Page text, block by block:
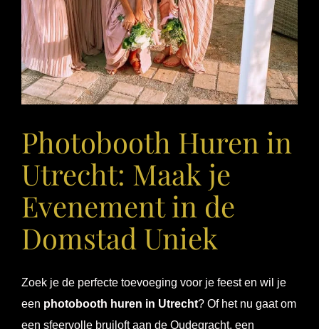
Photobooth Huren in
Utrecht: Maak je
Evenement in de
Domstad Uniek
Zoek je de perfecte toevoeging voor je feest en wil je
een photobooth huren in Utrecht? Of het nu gaat om
een sfeervolle bruiloft aan de Oudegracht, een